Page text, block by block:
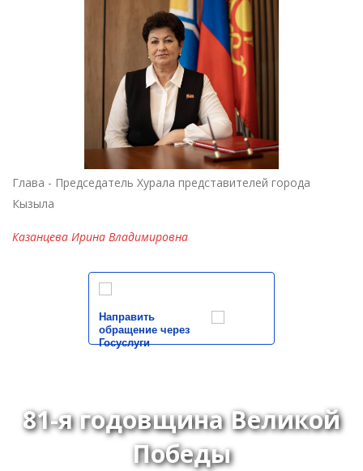
Глава - Председатель Хурала представителей города
Кызыла
Казанцева Ирина Владимировна
Направить
обращение через
Госуслуги
81-я годовщина Великой
Победы